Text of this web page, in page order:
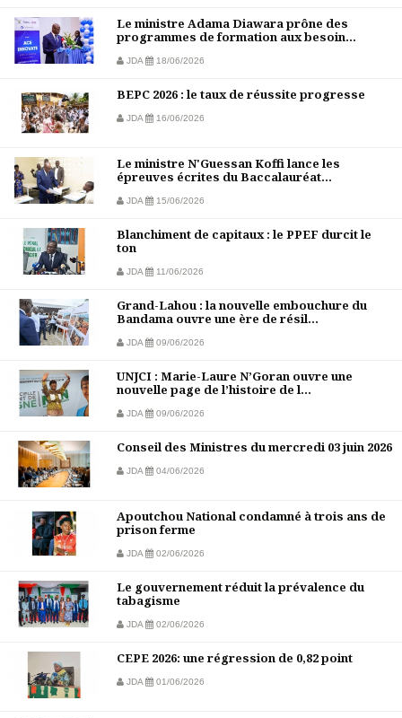
Le ministre Adama Diawara prône des
programmes de formation aux besoin...
JDA 18/06/2026
BEPC 2026 : le taux de réussite progresse
JDA 16/06/2026
Le ministre N'Guessan Koffi lance les
épreuves écrites du Baccalauréat...
JDA 15/06/2026
Blanchiment de capitaux : le PPEF durcit le
ton
JDA 11/06/2026
Grand-Lahou : la nouvelle embouchure du
Bandama ouvre une ère de résil...
JDA 09/06/2026
UNJCI : Marie-Laure N’Goran ouvre une
nouvelle page de l’histoire de l...
JDA 09/06/2026
Conseil des Ministres du mercredi 03 juin 2026
JDA 04/06/2026
Apoutchou National condamné à trois ans de
prison ferme
JDA 02/06/2026
Le gouvernement réduit la prévalence du
tabagisme
JDA 02/06/2026
CEPE 2026: une régression de 0,82 point
JDA 01/06/2026